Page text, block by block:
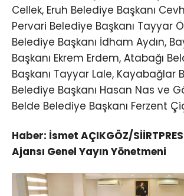
Cellek, Eruh Belediye Başkanı
Pervari Belediye Başkanı Tayyar
Belediye Başkanı İdham Aydın,
Başkanı Ekrem Erdem, Atabağı
Başkanı Tayyar Lale, Kayabağlar
Belediye Başkanı Hasan Nas ve
Belde Belediye Başkanı Ferzent
Haber: İsmet AÇIKGÖZ/
Ajansı Genel Yayın Yönetmeni